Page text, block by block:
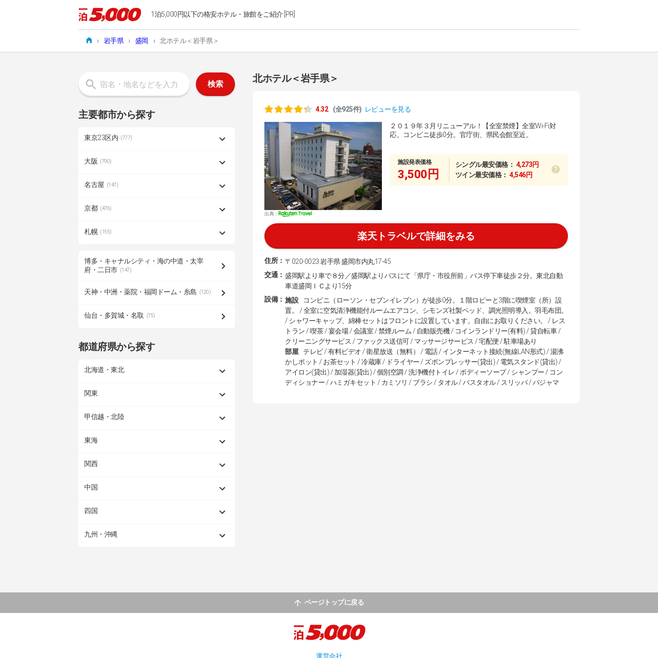
1泊5,000円以下の格安ホテル・旅館をご紹介 [PR]
› 岩手県 › 盛岡 › 北ホテル＜岩手県＞
北ホテル＜岩手県＞
4.32 (全925件) レビューを見る
出典：
２０１９年３月リニューアル！【全室禁煙】全室Wi-Fi対
応。コンビニ徒歩0分。官庁街、県民会館至近。
施設発表価格
3,500円
シングル最安価格： 4,273円
ツイン最安価格：4,546円
楽天トラベルで詳細をみる
住所： 〒020-0023 岩手県 盛岡市内丸17-45
交通： 盛岡駅より車で８分／盛岡駅よりバスにて「県庁・市役所前」バス停下車徒歩２分。東北自動
車道盛岡ＩＣより15分
設備： 施設
コンビニ（ローソン・セブンイレブン）が徒歩0分。１階ロビーと3階に喫煙室（所）設
置。 / 全室に空気清浄機能付ルームエアコン、シモンズ社製ベッド、調光照明導入。羽毛布団。
/ シャワーキャップ、綿棒セットはフロントに設置しています。自由にお取りください。 / レス
トラン / 喫茶 / 宴会場 / 会議室 / 禁煙ルーム / 自動販売機 / コインランドリー(有料) / 貸自転車 /
クリーニングサービス / ファックス送信可 / マッサージサービス / 宅配便 / 駐車場あり
部屋
テレビ / 有料ビデオ / 衛星放送（無料） / 電話 / インターネット接続(無線LAN形式) / 湯沸
かしポット / お茶セット / 冷蔵庫 / ドライヤー / ズボンプレッサー(貸出) / 電気スタンド(貸出) /
アイロン(貸出) / 加湿器(貸出) / 個別空調 / 洗浄機付トイレ / ボディーソープ / シャンプー / コン
ディショナー / ハミガキセット / カミソリ / ブラシ / タオル / バスタオル / スリッパ / パジャマ
検索
主要都市から探す
東京23区内 (777)
大阪 (790)
名古屋 (147)
京都 (476)
札幌 (155)
博多・キャナルシティ・海の中道・太宰
府・二日市 (147)
天神・中洲・薬院・福岡ドーム・糸島 (120)
仙台・多賀城・名取 (75)
都道府県から探す
北海道・東北
関東
甲信越・北陸
東海
関西
中国
四国
九州・沖縄
ページトップに戻る
運営会社